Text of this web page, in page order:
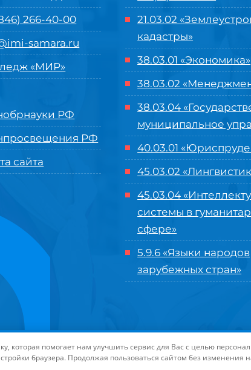
266-40-00
samara.ru
«МИР»
РФ
РФ
сайта
21.03.02
кадастры»
38.03.01 «Экономика»
38.03.02
38.03.04
муниципальное
40.03.01
45.03.02
45.03.04 «
системы в
сфере»
5.9.6 «Языки народов
зарубежных стран»
маркетинга Университета «МИР»| Иконки разработаны
которая помогает нам улучшить сервис для Вас с целью
браузера. Продолжая пользоваться сайтом без изменения